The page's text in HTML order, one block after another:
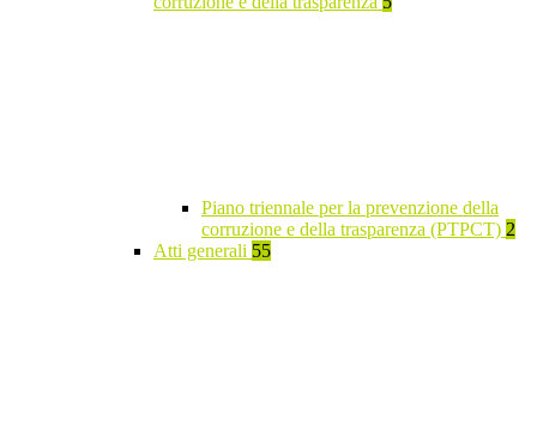
Piano triennale per la prevenzione della
corruzione e della trasparenza (PTPCT) 2
Atti generali 55